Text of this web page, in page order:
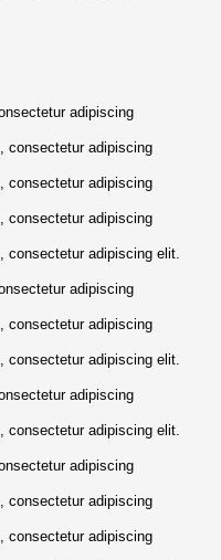
adipiscing
consectetur adipiscing
consectetur adipiscing
consectetur adipiscing
consectetur adipiscing elit.
adipiscing
consectetur adipiscing
consectetur adipiscing elit.
adipiscing
consectetur adipiscing elit.
adipiscing
consectetur adipiscing
consectetur adipiscing